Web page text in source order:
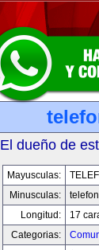
El dueño de
Mayusculas:
Minusculas:
Longitud:
17
Categorias: